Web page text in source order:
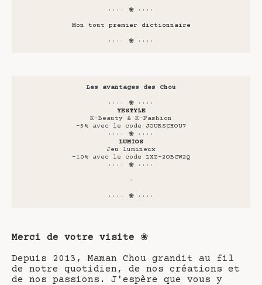
···· ❀ ····
Mon tout premier dictionnaire
···· ❀ ····
Les avantages des Chou
···· ❀ ····
YESTYLE
K-Beauty & K-Fashion
-5% avec le code JOURSCHOU7
···· ❀ ····
LUMIOS
Jeu lumineux
-10% avec le code LXZ-2OBCW2Q
···· ❀ ····
-
···· ❀ ····
Merci de votre visite ❀
Depuis 2013, Maman Chou grandit au fil
de notre quotidien, de nos créations et
de nos passions. J'espère que vous y